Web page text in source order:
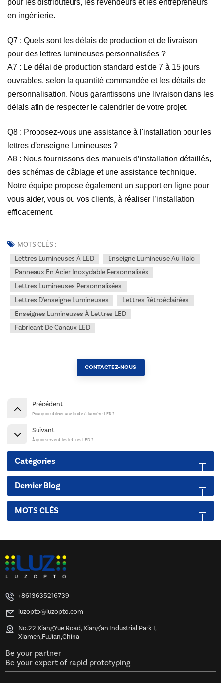
pour les distributeurs, les revendeurs et les entrepreneurs
en ingénierie.
Q7 : Quels sont les délais de production et de livraison
pour des lettres lumineuses personnalisées ?
A7 : Le délai de production standard est de 7 à 15 jours
ouvrables, selon la quantité commandée et les détails de
personnalisation. Nous garantissons une livraison dans les
délais afin de respecter le calendrier de votre projet.
Q8 : Proposez-vous une assistance à l'installation pour les
lettres d'enseigne lumineuses ?
A8 : Nous fournissons des manuels d’installation détaillés,
des schémas de câblage et une assistance technique.
Notre équipe propose également un support en ligne pour
vous aider, vous ou vos clients, à réaliser l’installation
efficacement.
MOTS CLÉS :
Lettres Lumineuses À LED
Enseigne Lumineuse Au Halo
Panneaux En Acier Inoxydable Personnalisés
Lettres Lumineuses Personnalisées
Lettres D'enseigne Lumineuses
Lettres Rétroéclairées
Enseignes Lumineuses À Lettres LED
Fabricant De Canaux LED
CONTACTEZ-NOUS
Précédent
Pourquoi utiliser une boite à lumière LED ?
Suivant
À quoi servent les lettres LED ?
Catégories
Dernier Blog
MOTS CLÉS
+8613635216739
luzopto@luzopto.com
No.22 XiangYue Road, Xiang'an Industrial Park I,
Xiamen,FuJian,China
Be your partner
Be your expert of rapid prototyping